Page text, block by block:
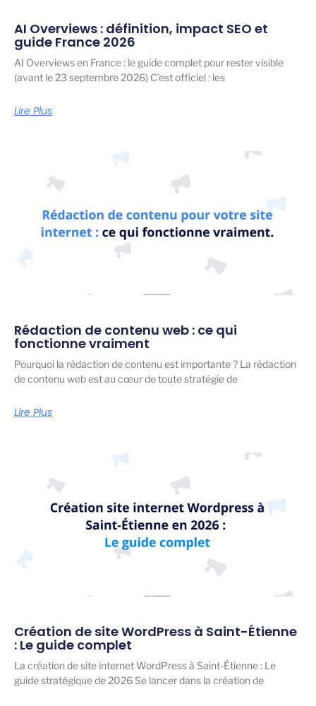
AI Overviews : définition, impact SEO et
guide France 2026
AI Overviews en France : le guide complet pour rester visible
(avant le 23 septembre 2026) C’est officiel : les
Lire Plus
Rédaction de contenu web : ce qui
fonctionne vraiment
Pourquoi la rédaction de contenu est importante ? La rédaction
de contenu web est au cœur de toute stratégie de
Lire Plus
Création de site WordPress à Saint-Étienne
: Le guide complet
La création de site internet WordPress à Saint-Étienne : Le
guide stratégique de 2026 Se lancer dans la création de